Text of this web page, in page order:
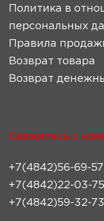
Политика в
персональных
Правила
Возврат товара
Возврат
Свяжитесь с
+7(4842)56-69-57
+7(4842)22-03-75
+7(4842)59-32-73